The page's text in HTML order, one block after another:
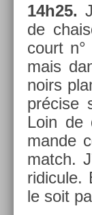
14h25.
de
court
mais
noirs
précise
Loin de
man­de
match.
ridicule.
le soit